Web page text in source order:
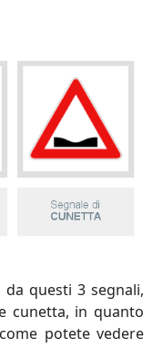
questi 3 segnali,
cunetta, in quanto
potete vedere